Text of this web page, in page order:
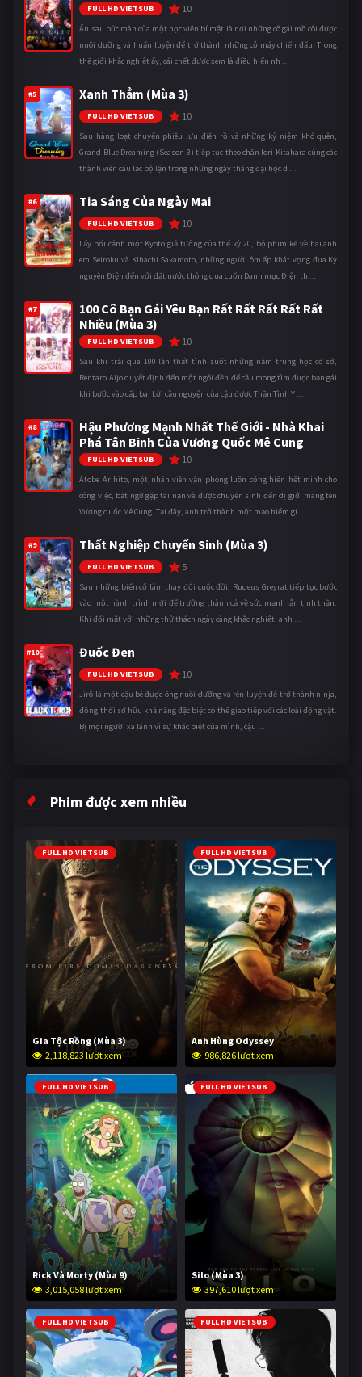
FULL HD VIETSUB 10
Ẩn sau bức màn của một học viện bí mật là nơi những cô gái mồ côi được
nuôi dưỡng và huấn luyện để trở thành những cỗ máy chiến đấu. Trong
thế giới khắc nghiệt ấy, cái chết được xem là điều hiển nh ...
#5 Xanh Thẳm (Mùa 3)
FULL HD VIETSUB 10
Sau hàng loạt chuyến phiêu lưu điên rồ và những kỷ niệm khó quên,
Grand Blue Dreaming (Season 3) tiếp tục theo chân Iori Kitahara cùng các
thành viên câu lạc bộ lặn trong những ngày tháng đại học đ ...
#6 Tia Sáng Của Ngày Mai
FULL HD VIETSUB 10
Lấy bối cảnh một Kyoto giả tưởng của thế kỷ 20, bộ phim kể về hai anh
em Seiroku và Kihachi Sakamoto, những người ôm ấp khát vọng đưa Kỷ
nguyên Điện đến với đất nước thông qua cuốn Danh mục Điện th ...
#7
100 Cô Bạn Gái Yêu Bạn Rất Rất Rất Rất Rất
Nhiều (Mùa 3)
FULL HD VIETSUB 10
Sau khi trải qua 100 lần thất tình suốt những năm trung học cơ sở,
Rentaro Aijo quyết định đến một ngôi đền để cầu mong tìm được bạn gái
khi bước vào cấp ba. Lời cầu nguyện của cậu được Thần Tình Y ...
#8
Hậu Phương Mạnh Nhất Thế Giới - Nhà Khai
Phá Tân Binh Của Vương Quốc Mê Cung
FULL HD VIETSUB 10
Atobe Arihito, một nhân viên văn phòng luôn cống hiến hết mình cho
công việc, bất ngờ gặp tai nạn và được chuyển sinh đến dị giới mang tên
Vương quốc Mê Cung. Tại đây, anh trở thành một mạo hiểm gi ...
#9 Thất Nghiệp Chuyển Sinh (Mùa 3)
FULL HD VIETSUB 5
Sau những biến cố làm thay đổi cuộc đời, Rudeus Greyrat tiếp tục bước
vào một hành trình mới để trưởng thành cả về sức mạnh lẫn tinh thần.
Khi đối mặt với những thử thách ngày càng khắc nghiệt, anh ...
#10 Đuốc Đen
FULL HD VIETSUB 10
Jirô là một cậu bé được ông nuôi dưỡng và rèn luyện để trở thành ninja,
đồng thời sở hữu khả năng đặc biệt có thể giao tiếp với các loài động vật.
Bị mọi người xa lánh vì sự khác biệt của mình, cậu ...
Phim được xem nhiều
FULL HD VIETSUB
Gia Tộc Rồng (Mùa 3)
2,118,823 lượt xem
FULL HD VIETSUB
Anh Hùng Odyssey
986,826 lượt xem
FULL HD VIETSUB
Rick Và Morty (Mùa 9)
3,015,058 lượt xem
FULL HD VIETSUB
Silo (Mùa 3)
397,610 lượt xem
FULL HD VIETSUB FULL HD VIETSUB